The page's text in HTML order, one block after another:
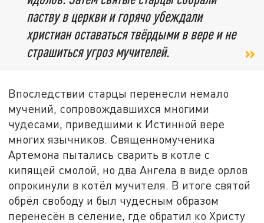
паству в церкви и горячо убеждали
христиан оставаться твёрдыми в вере и не
страшиться угроз мучителей.
Впоследствии старцы перенесли немало
мучений, сопровождавшихся многими
чудесами, приведшими к Истинной вере
многих язычников. Священномученика
Артемона пытались сварить в котле с
кипящей смолой, но два Ангела в виде орлов
опрокинули в котёл мучителя. В итоге святой
обрёл свободу и был чудесным образом
перенесён в селение, где обратил ко Христу